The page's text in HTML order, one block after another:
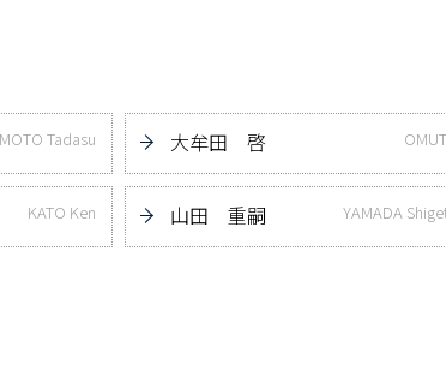
Tadasu 大牟田 啓
KATO Ken 山田 重嗣 YAMADA